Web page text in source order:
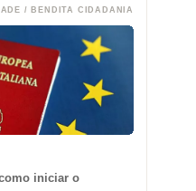
/ BENDITA CIDADANIA
iniciar o